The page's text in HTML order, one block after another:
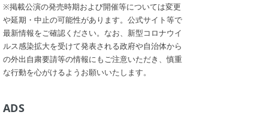
※掲載公演の発売時期および開催等については変更
や延期・中止の可能性があります。公式サイト等で
最新情報をご確認ください。なお、新型コロナウイ
ルス感染拡大を受けて発表される政府や自治体から
の外出自粛要請等の情報にもご注意いただき、慎重
な行動を心がけるようお願いいたします。
ADS